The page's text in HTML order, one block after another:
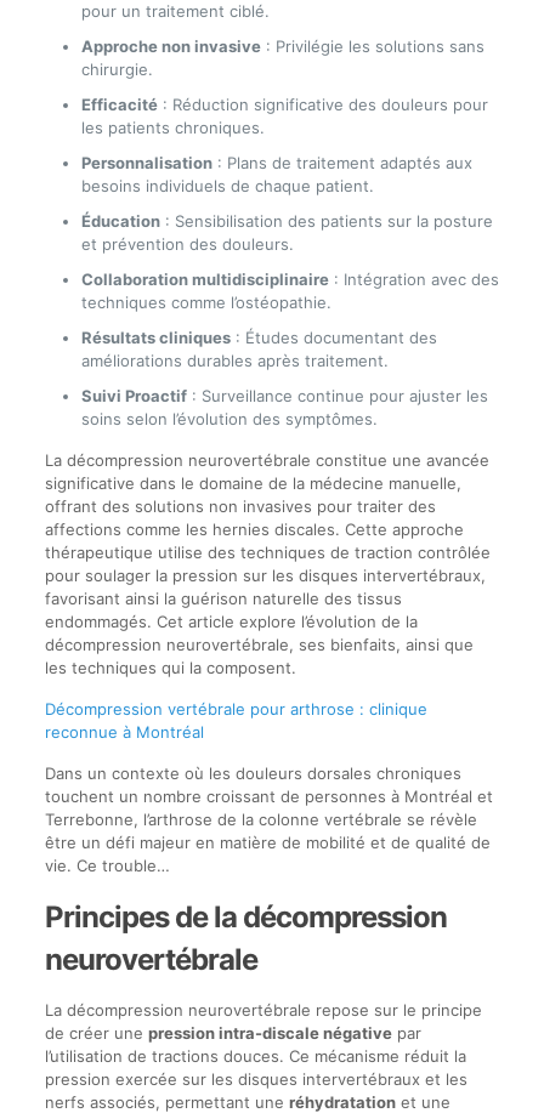
pour un traitement ciblé.
Approche non invasive: Privilégie les solutions sans
chirurgie.
Efficacité: Réduction significative des douleurs pour
les patients chroniques.
Personnalisation: Plans de traitement adaptés aux
besoins individuels de chaque patient.
Éducation: Sensibilisation des patients sur la posture
et prévention des douleurs.
Collaboration multidisciplinaire: Intégration avec des
techniques comme l’ostéopathie.
Résultats cliniques: Études documentant des
améliorations durables après traitement.
Suivi Proactif: Surveillance continue pour ajuster les
soins selon l’évolution des symptômes.
La décompression neurovertébrale constitue une avancée
significative dans le domaine de la médecine manuelle,
offrant des solutions non invasives pour traiter des
affections comme les hernies discales. Cette approche
thérapeutique utilise des techniques de traction contrôlée
pour soulager la pression sur les disques intervertébraux,
favorisant ainsi la guérison naturelle des tissus
endommagés. Cet article explore l’évolution de la
décompression neurovertébrale, ses bienfaits, ainsi que
les techniques qui la composent.
Décompression vertébrale pour arthrose : clinique
reconnue à Montréal
Dans un contexte où les douleurs dorsales chroniques
touchent un nombre croissant de personnes à Montréal et
Terrebonne, l’arthrose de la colonne vertébrale se révèle
être un défi majeur en matière de mobilité et de qualité de
vie. Ce trouble…
Principes de la décompression
neurovertébrale
La décompression neurovertébrale repose sur le principe
de créer une pression intra-discale négativepar
l’utilisation de tractions douces. Ce mécanisme réduit la
pression exercée sur les disques intervertébraux et les
nerfs associés, permettant une réhydratationet une